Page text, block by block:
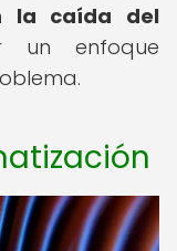
la caída del
un enfoque